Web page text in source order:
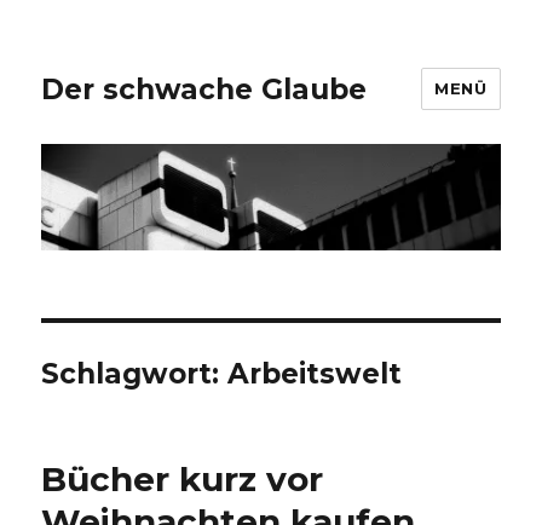
Der schwache Glaube MENÜ
Schlagwort:Arbeitswelt
Bücher kurz vor